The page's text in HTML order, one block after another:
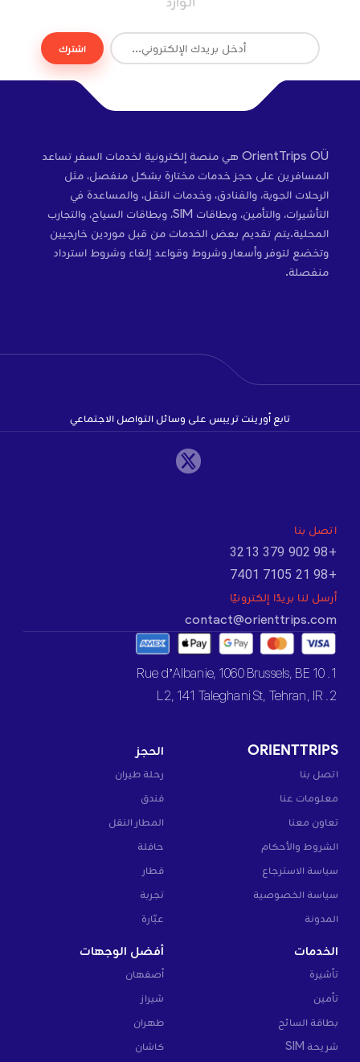
اشترك
OrientTrips OÜ هي منصة إلكترونية لخدمات السفر تساعد
المسافرين على حجز خدمات مختارة بشكل منفصل، مثل
الرحلات الجوية، والفنادق، وخدمات النقل، والمساعدة في
التأشيرات، والتأمين، وبطاقات SIM، وبطاقات السياح، والتجارب
المحلية.يتم تقديم بعض الخدمات من قبل موردين خارجيين
وتخضع لتوفر وأسعار وشروط وقواعد إلغاء وشروط استرداد
منفصلة.
تابع أورينت تريبس على وسائل التواصل الاجتماعي
اتصل بنا
+98 902 379 3213
+98 21 7105 7401
أرسل لنا بريدًا إلكترونيًا
contact@orienttrips.com
1. 10 Rue d’Albanie, 1060 Brussels, BE
2. L2, 141 Taleghani St, Tehran, IR
ORIENTTRIPS
اتصل بنا
معلومات عنا
تعاون معنا
الشروط والأحكام
سياسة الاسترجاع
سياسة الخصوصية
المدونة
الحجز
رحلة طيران
فندق
المطار النقل
حافلة
قطار
تجربة
عبّارة
الخدمات
تأشيرة
تأمين
بطاقة السائح
شريحة SIM
أفضل الوجهات
أصفهان
شيراز
طهران
كاشان